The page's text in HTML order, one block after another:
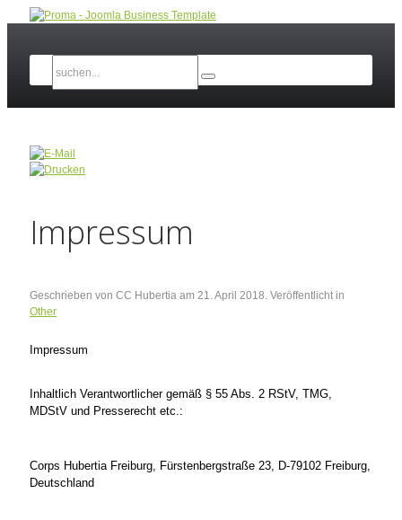
Impressum
Geschrieben von CC Hubertia am 21. April 2018. Veröffentlicht in
Other
Impressum
Inhaltlich Verantwortlicher gemäß § 55 Abs. 2 RStV, TMG,
MDStV und Presserecht etc.:
Corps Hubertia Freiburg, Fürstenbergstraße 23, D-79102 Freiburg,
Deutschland